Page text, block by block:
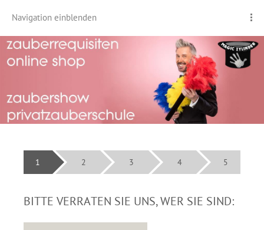
Navigation einblenden
1 2 3 4 5
BITTE VERRATEN SIE UNS, WER SIE SIND: